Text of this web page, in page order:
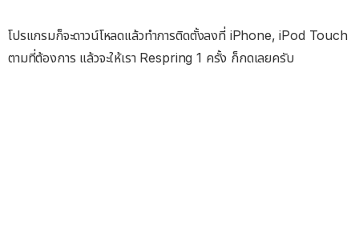
โปรแกรมก็จะดาวน์โหลดแล้วทำการติดตั้งลงที่ iPhone, iPod Touch
ตามที่ต้องการ แล้วจะให้เรา Respring 1 ครั้ง ก็กดเลยครับ